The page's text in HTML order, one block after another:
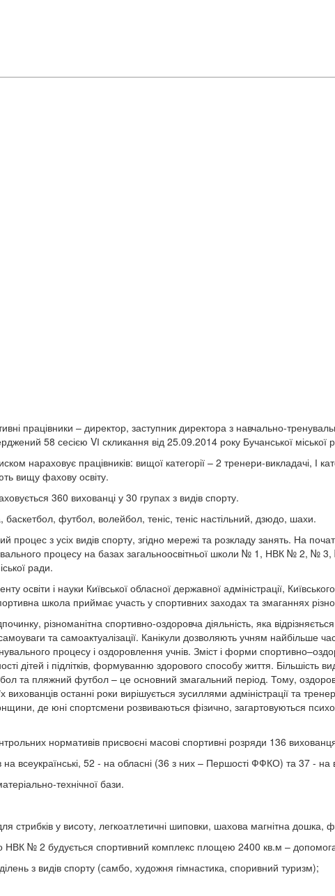
працівники – директор, заступник директора з навчально-
58 сесією VІ скликання від 25.09.2014 року Бучанської міської
нараховує працівників: вищої категорії – 2 тренери-викладачі, І
вищу фахову освіту.
360 вихованці у 30 групах з видів спорту.
футбол, волейбол, теніс, теніс настільний, дзюдо, шахи.
з усіх видів спорту, згідно мережі та розкладу занять. На
процесу на базах загальноосвітньої школи № 1, НВК № 2, №
ради.
освіти і науки Київської обласної державної адміністрації,
школа приймає участь у спортивних заходах та змаганнях
різноманітна спортивно-оздоровча діяльність, яка
та самоактуалізації. Канікули дозволяють учням
процесу і оздоровлення учнів. Зміст і форми
дітей і підлітків, формуванню здорового способу життя. Більшість
та пляжний футбол – це основний змагальний період. Тому,
останні роки вирішується зусиллями адміністрації та
де юні спортсмени розвиваються фізично, загартовуються
нормативів присвоєні масові спортивні розряди 136
52 - на обласні (36 з них – Першості ФФКО) та 37 - на
технічної бази.
у висоту, легкоатлетичні шиповки, шахова магнітна дошка,
НВК № 2 будується спортивний комплекс площею 2400 кв.м –
з видів спорту (самбо, художня гімнастика, споривний